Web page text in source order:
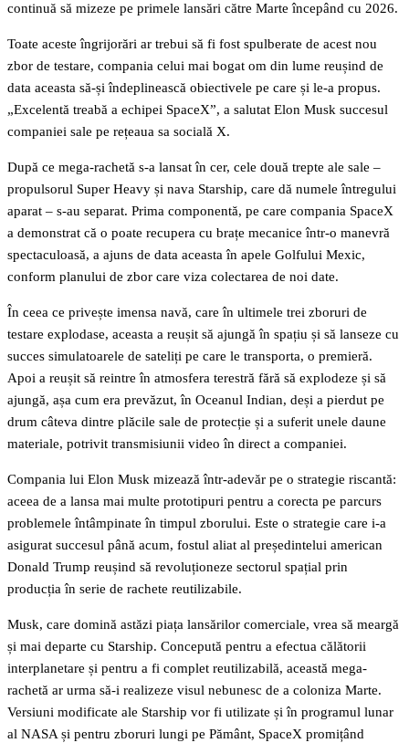
continuă să mizeze pe primele lansări către Marte începând cu 2026.
Toate aceste îngrijorări ar trebui să fi fost spulberate de acest nou
zbor de testare, compania celui mai bogat om din lume reușind de
data aceasta să-și îndeplinească obiectivele pe care și le-a propus.
„Excelentă treabă a echipei SpaceX”, a salutat Elon Musk succesul
companiei sale pe rețeaua sa socială X.
După ce mega-rachetă s-a lansat în cer, cele două trepte ale sale –
propulsorul Super Heavy și nava Starship, care dă numele întregului
aparat – s-au separat. Prima componentă, pe care compania SpaceX
a demonstrat că o poate recupera cu brațe mecanice într-o manevră
spectaculoasă, a ajuns de data aceasta în apele Golfului Mexic,
conform planului de zbor care viza colectarea de noi date.
În ceea ce privește imensa navă, care în ultimele trei zboruri de
testare explodase, aceasta a reușit să ajungă în spațiu și să lanseze cu
succes simulatoarele de sateliți pe care le transporta, o premieră.
Apoi a reușit să reintre în atmosfera terestră fără să explodeze și să
ajungă, așa cum era prevăzut, în Oceanul Indian, deși a pierdut pe
drum câteva dintre plăcile sale de protecție și a suferit unele daune
materiale, potrivit transmisiunii video în direct a companiei.
Compania lui Elon Musk mizează într-adevăr pe o strategie riscantă:
aceea de a lansa mai multe prototipuri pentru a corecta pe parcurs
problemele întâmpinate în timpul zborului. Este o strategie care i-a
asigurat succesul până acum, fostul aliat al președintelui american
Donald Trump reușind să revoluționeze sectorul spațial prin
producția în serie de rachete reutilizabile.
Musk, care domină astăzi piața lansărilor comerciale, vrea să meargă
și mai departe cu Starship. Concepută pentru a efectua călătorii
interplanetare și pentru a fi complet reutilizabilă, această mega-
rachetă ar urma să-i realizeze visul nebunesc de a coloniza Marte.
Versiuni modificate ale Starship vor fi utilizate și în programul lunar
al NASA și pentru zboruri lungi pe Pământ, SpaceX promițând